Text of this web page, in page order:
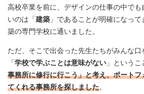
高校卒業を前に、デザインの仕事の中でも
いのは「建築 」であることが明確になっ
築の専門学校に通いました。
ただ、そこで出会った先生たちがみんな口
「学校で学ぶことは意味がない 」というこ
事務所に修行に行こう」と考え、ポート
てくれる事務所を探しました。